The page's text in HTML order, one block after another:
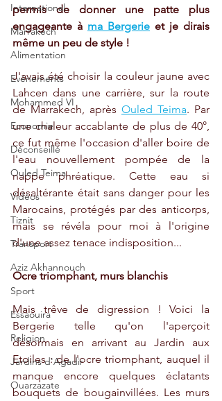
International
Marrakech
Alimentation
Evénements
Mohammed VI
Economie
Déconseillé
Ouled Teima
Vidéos
Tiznit
Transport
Aziz Akhannouch
Sport
Essaouira
Religion
Jardins d'Agadir
Ouarzazate
permis de donner une patte plus
engageante à ma Bergerie et je dirais
même un peu de style !
J'avais été choisir la couleur jaune avec
Lahcen dans une carrière, sur la route
de Marrakech, après Ouled Teima. Par
une chaleur accablante de plus de 40°,
ce fut même l'occasion d'aller boire de
l'eau nouvellement pompée de la
nappe phréatique. Cette eau si
désaltérante était sans danger pour les
Marocains, protégés par des anticorps,
mais se révéla pour moi à l'origine
d'une assez tenace indisposition...
Ocre triomphant, murs blanchis
Mais trêve de digression ! Voici la
Bergerie telle qu'on l'aperçoit
désormais en arrivant au Jardin aux
Etoiles : de l'ocre triomphant, auquel il
manque encore quelques éclatants
bouquets de bougainvillées. Les murs